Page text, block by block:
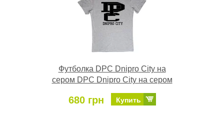
Футболка DPC Dnipro City на
сером DPC Dnipro City на сером
680 грн Купить